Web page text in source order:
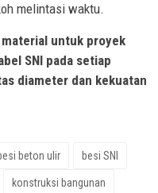
melintasi waktu.
untuk proyek
SNI pada setiap
diameter dan kekuatan
beton ulir besi SNI
konstruksi bangunan